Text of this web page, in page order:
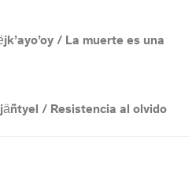
/ La muerte es una
/ Resistencia al olvido